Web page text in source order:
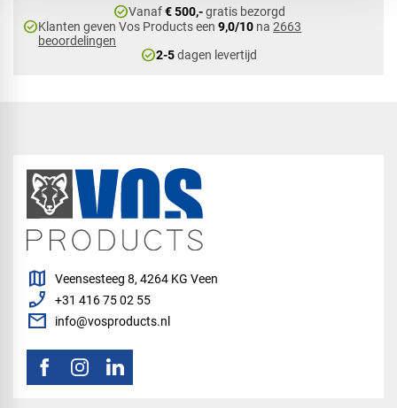
check_circleVanaf€ 500,-gratis bezorgd
check_circleKlanten geven Vos Products een9,0/10 na2663
beoordelingen
check_circle2-5dagen levertijd
map Veensesteeg 8, 4264 KG Veen
phone_enabled +31 416 75 02 55
mail info@vosproducts.nl